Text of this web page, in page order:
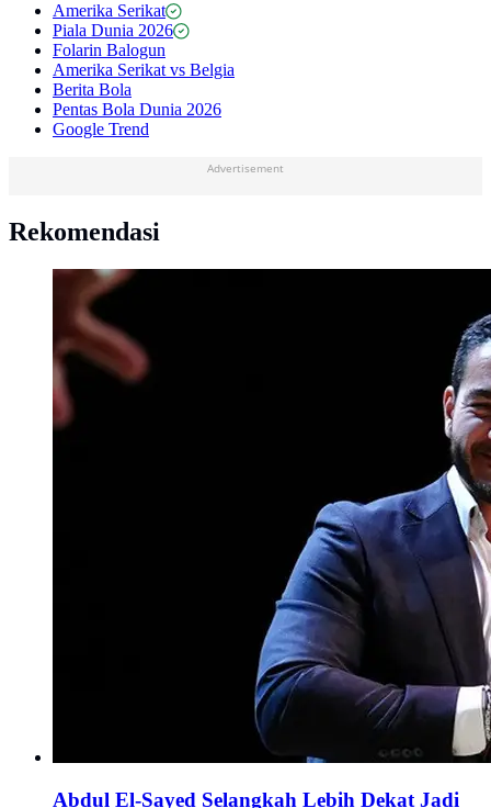
Amerika Serikat
Piala Dunia 2026
Folarin Balogun
Amerika Serikat vs Belgia
Berita Bola
Pentas Bola Dunia 2026
Google Trend
Advertisement
Rekomendasi
Abdul El-Sayed Selangkah Lebih Dekat Jadi